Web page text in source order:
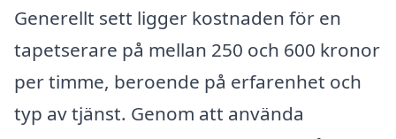
Generellt sett ligger kostnaden för en
tapetserare på mellan 250 och 600 kronor
per timme, beroende på erfarenhet och
typ av tjänst. Genom att använda